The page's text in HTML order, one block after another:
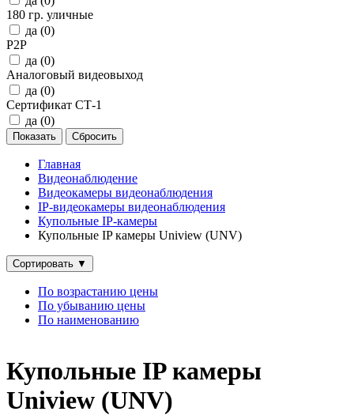
180 гр. уличные
да (0)
P2P
да (0)
Аналоговый видеовыход
да (0)
Сертификат СТ-1
да (0)
Главная
Видеонаблюдение
Видеокамеры видеонаблюдения
IP‑видеокамеры видеонаблюдения
Купольные IP‑камеры
Купольные IP камеры Uniview (UNV)
Сортировать ▼
По возрастанию цены
По убыванию цены
По наименованию
Купольные IP камеры
Uniview (UNV)